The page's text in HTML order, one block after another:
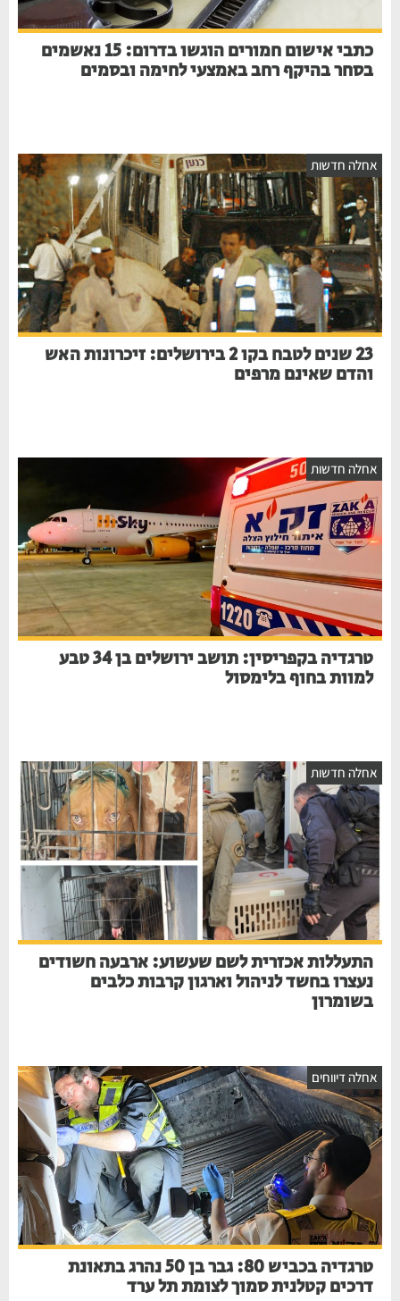
כתבי אישום חמורים הוגשו בדרום: 15 נאשמים
בסחר בהיקף רחב באמצעי לחימה ובסמים
חדשות
23 שנים לטבח בקו 2 בירושלים: זיכרונות האש
והדם שאינם מרפים
חדשות
טרגדיה בקפריסין: תושב ירושלים בן 34 טבע
למוות בחוף בלימסול
חדשות
התעללות אכזרית לשם שעשוע: ארבעה חשודים
נעצרו בחשד לניהול וארגון קרבות כלבים
בשומרון
דיווחים
טרגדיה בכביש 80: גבר בן 50 נהרג בתאונת
דרכים קטלנית סמוך לצומת תל ערד